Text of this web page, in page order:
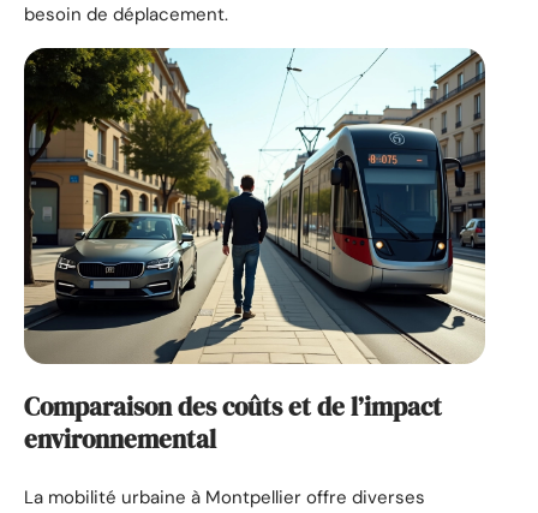
besoin de déplacement.
Comparaison des coûts et de l’impact
environnemental
La mobilité urbaine à Montpellier offre diverses